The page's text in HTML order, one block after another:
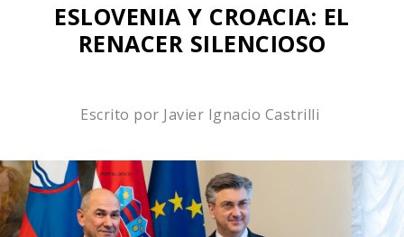
ESLOVENIA Y CROACIA: EL
RENACER SILENCIOSO
Escrito por Javier Ignacio Castrilli